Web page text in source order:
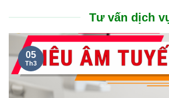
Tư vấn dịch
05
Th3